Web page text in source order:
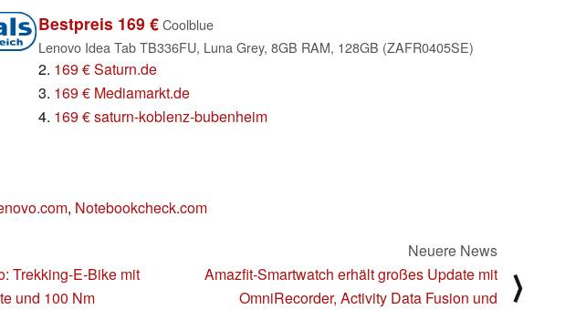
Bestpreis 169 €Coolblue
Lenovo Idea Tab TB336FU, Luna Grey, 8GB RAM, 128GB (ZAFR0405SE)
2. 169 € Saturn.de
3. 169 € Mediamarkt.de
4. 169 € saturn-koblenz-bubenheim
, Notebookcheck.com
Trekking-E-Bike mit
und 100 Nm
Neuere News
Amazfit-Smartwatch erhält großes Update mit
OmniRecorder, Activity Data Fusion und
⟩